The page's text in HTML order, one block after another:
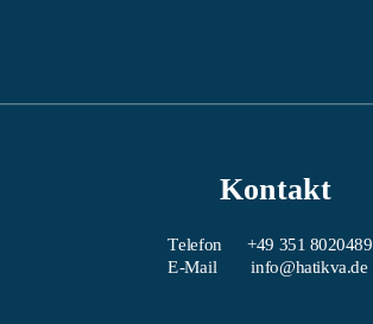
Kontakt
Telefon
+49 351 8020489
E-Mail
info@hatikva.de